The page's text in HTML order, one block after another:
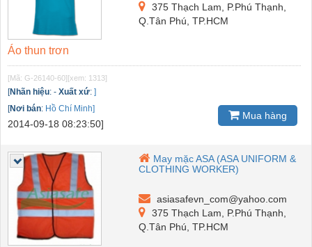
375 Thạch Lam, P.Phú Thạnh,
Q.Tân Phú, TP.HCM
Áo thun trơn
[Mã: G-26140-60][xem: 1313]
[Nhãn hiệu: - Xuất xứ: ]
[Nơi bán: Hồ Chí Minh]
2014-09-18 08:23:50]
Mua hàng
May mặc ASA (ASA UNIFORM &
CLOTHING WORKER)
asiasafevn_com@yahoo.com
375 Thạch Lam, P.Phú Thạnh,
Q.Tân Phú, TP.HCM